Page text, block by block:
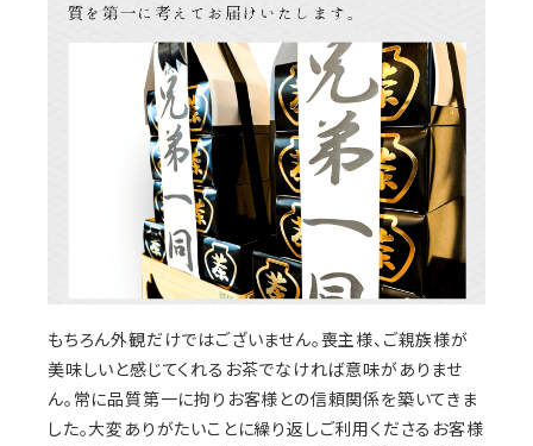
もちろん外観だけではございません。喪主様、ご親族様が
美味しいと感じてくれるお茶でなければ意味がありませ
ん。常に品質第一に拘りお客様との信頼関係を築いてきま
した。大変ありがたいことに繰り返しご利用くださるお客様